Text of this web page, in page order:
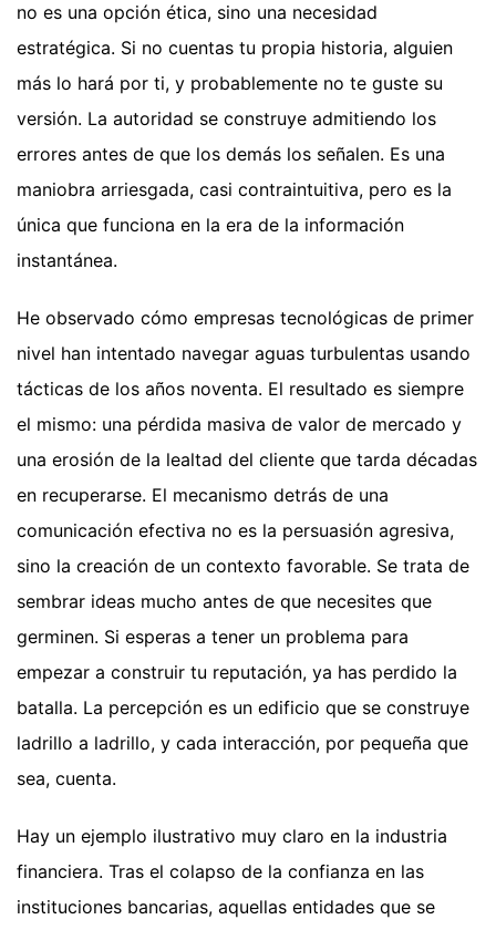
no es una opción ética, sino una necesidad
estratégica. Si no cuentas tu propia historia, alguien
más lo hará por ti, y probablemente no te guste su
versión. La autoridad se construye admitiendo los
errores antes de que los demás los señalen. Es una
maniobra arriesgada, casi contraintuitiva, pero es la
única que funciona en la era de la información
instantánea.
He observado cómo empresas tecnológicas de primer
nivel han intentado navegar aguas turbulentas usando
tácticas de los años noventa. El resultado es siempre
el mismo: una pérdida masiva de valor de mercado y
una erosión de la lealtad del cliente que tarda décadas
en recuperarse. El mecanismo detrás de una
comunicación efectiva no es la persuasión agresiva,
sino la creación de un contexto favorable. Se trata de
sembrar ideas mucho antes de que necesites que
germinen. Si esperas a tener un problema para
empezar a construir tu reputación, ya has perdido la
batalla. La percepción es un edificio que se construye
ladrillo a ladrillo, y cada interacción, por pequeña que
sea, cuenta.
Hay un ejemplo ilustrativo muy claro en la industria
financiera. Tras el colapso de la confianza en las
instituciones bancarias, aquellas entidades que se